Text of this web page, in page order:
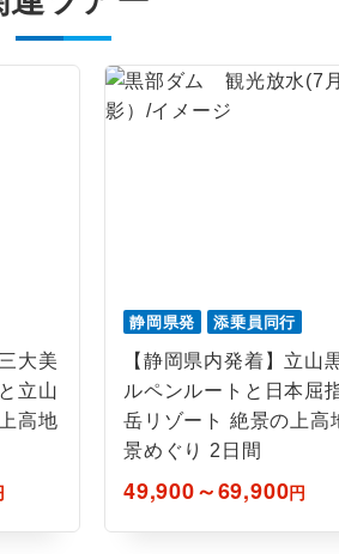
大美
立山
高地
静岡県発 添乗員同行
【静岡県内発着】立山
ルペンルートと日本屈
岳リゾート 絶景の上高
景めぐり 2日間
49,900～69,900円
るホテルを指定したコースです。
でバス席を2席利⽤できます。